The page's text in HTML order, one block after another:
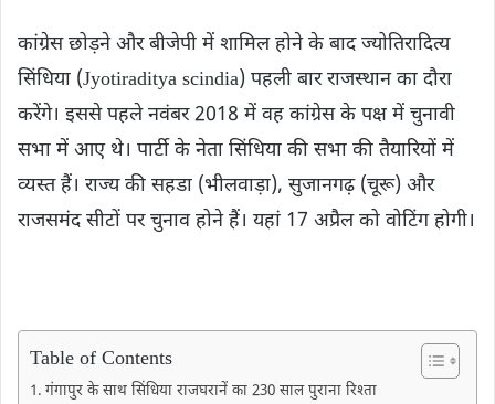
कांग्रेस छोड़ने और बीजेपी में शामिल होने के बाद ज्योतिरादित्य
सिंधिया (Jyotiraditya scindia) पहली बार राजस्थान का दौरा
करेंगे। इससे पहले नवंबर 2018 में वह कांग्रेस के पक्ष में चुनावी
सभा में आए थे। पार्टी के नेता सिंधिया की सभा की तैयारियों में
व्यस्त हैं। राज्य की सहडा (भीलवाड़ा), सुजानगढ़ (चूरू) और
राजसमंद सीटों पर चुनाव होने हैं। यहां 17 अप्रैल को वोटिंग होगी।
Table of Contents
गंगापुर के साथ सिंधिया राजघरानें का 230 साल पुराना रिश्ता